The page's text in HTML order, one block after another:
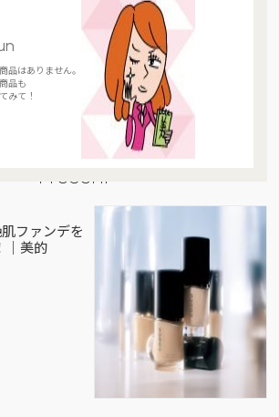
品はありません。
品も
みて！
Present
ファンデを
｜美的